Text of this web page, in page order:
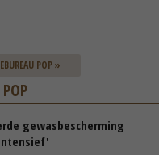
POP »
gewasbescherming